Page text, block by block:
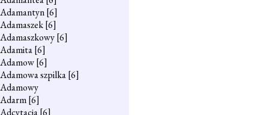
Adamantyn[6]
Adamaszek[6]
Adamaszkowy[6]
Adamita[6]
Adamow[6]
Adamowa szpilka[6]
Adamowy
Adarm[6]
Adcytacja[6]